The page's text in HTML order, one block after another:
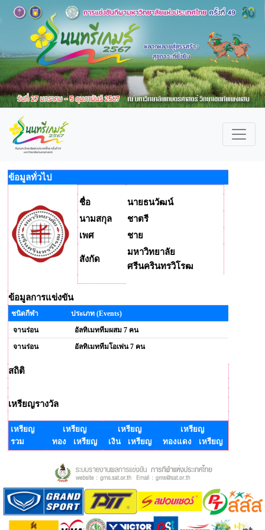
ข้อมูลทั่วไป
ชื่อ
นายธนวัฒน์
นามสกุล
ชาตรี
เพศ
ชาย
สังกัด
มหาวิทยาลัย
ศรีนครินทรวิโรฒ
ข้อมูลการแข่งขัน
ชนิดกีฬา
ประเภท (Events)
จานร่อน
อัลทิเมททีมผสม 7 คน
จานร่อน
อัลทิเมททีมโอเพ่น 7 คน
สถิติ
เหรียญรางวัล
เหรียญ
รวม
เหรียญ
ทอง เหรียญ
เหรียญ
เงิน เหรียญ
เหรียญ
ทองแดง เหรียญ